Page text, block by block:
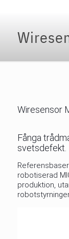
Wiresensor
Fånga
svetsdefekt.
robotiserad
produktion,